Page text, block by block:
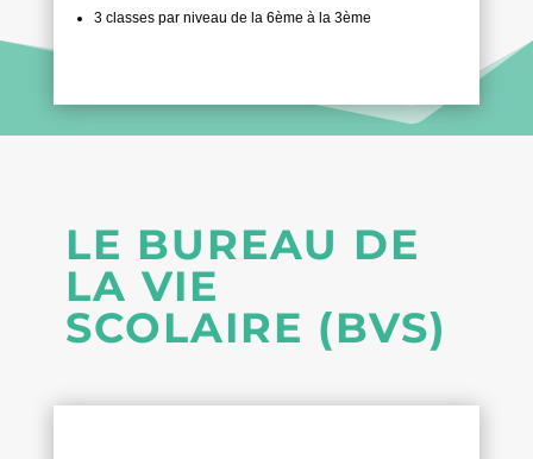
3 classes par niveau de la 6ème à la 3ème
LE BUREAU DE
LA VIE
SCOLAIRE (BVS)